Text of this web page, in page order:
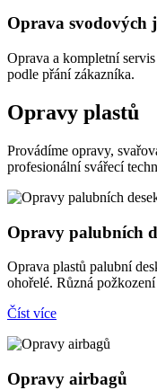
Oprava svodových
Oprava a kompletní
podle přání zákazníka.
Opravy plastů
Provádíme opravy,
profesionální svářecí
Opravy palubních
Oprava plastů palubní
ohořelé. Různá
Číst více
Opravy airbagů